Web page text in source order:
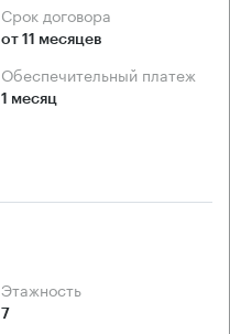
Срок договора
от 11 месяцев
Обеспечительный платеж
1 месяц
Этажность
7